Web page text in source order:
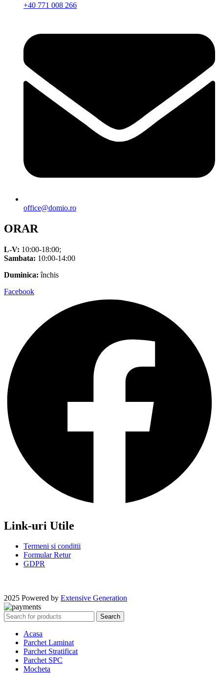
+40 771 008 266
office@domio.ro
ORAR
L-V: 10:00-18:00;
Sambata: 10:00-14:00
Duminica: închis
Facebook
Link-uri Utile
Termeni si conditii
Formular Retur
GDPR
2025 Powered by Extensive Generation
Search
Acasa
Parchet Laminat
Parchet Stratificat
Parchet SPC
Mocheta